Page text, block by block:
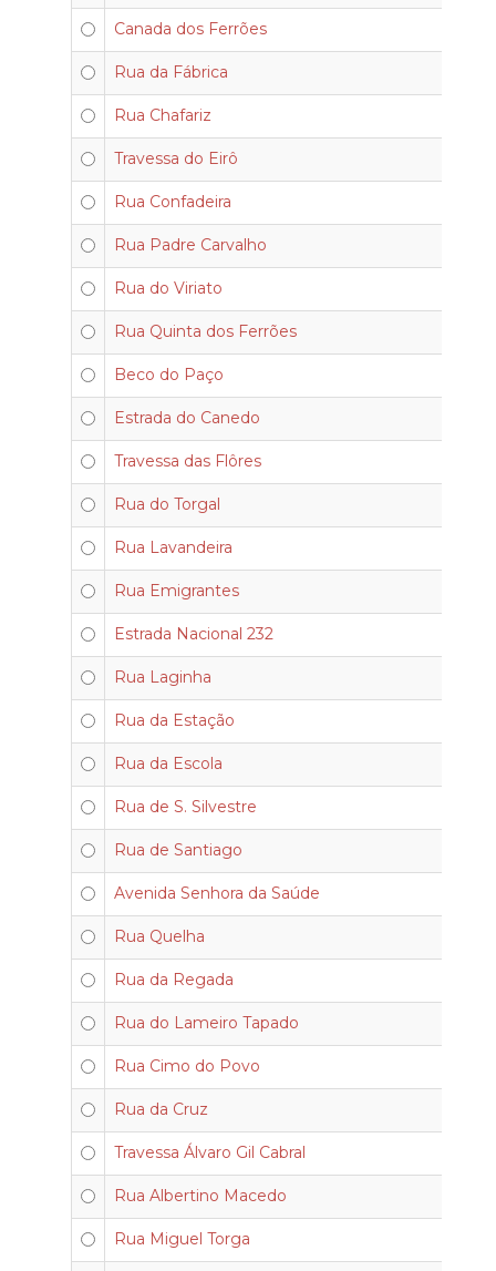
Canada dos Ferrões
Rua da Fábrica
Rua Chafariz
Travessa do Eirô
Rua Confadeira
Rua Padre Carvalho
Rua do Viriato
Rua Quinta dos Ferrões
Beco do Paço
Estrada do Canedo
Travessa das Flôres
Rua do Torgal
Rua Lavandeira
Rua Emigrantes
Estrada Nacional 232
Rua Laginha
Rua da Estação
Rua da Escola
Rua de S. Silvestre
Rua de Santiago
Avenida Senhora da Saúde
Rua Quelha
Rua da Regada
Rua do Lameiro Tapado
Rua Cimo do Povo
Rua da Cruz
Travessa Álvaro Gil Cabral
Rua Albertino Macedo
Rua Miguel Torga